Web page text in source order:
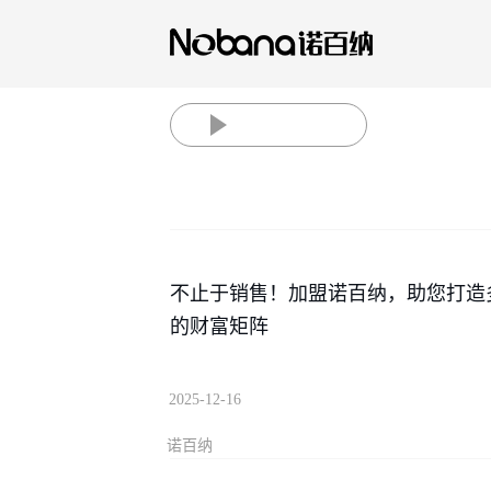
不止于销售！加盟诺百纳，助您打造
的财富矩阵
2025-12-16
诺百纳